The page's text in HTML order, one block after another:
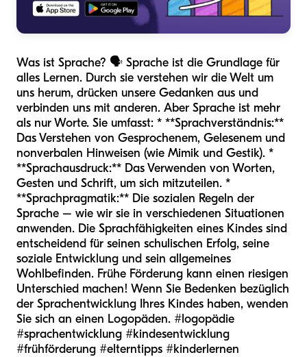
Was ist Sprache? 🗣️ Sprache ist die Grundlage für
alles Lernen. Durch sie verstehen wir die Welt um
uns herum, drücken unsere Gedanken aus und
verbinden uns mit anderen. Aber Sprache ist mehr
als nur Worte. Sie umfasst: * **Sprachverständnis:**
Das Verstehen von Gesprochenem, Gelesenem und
nonverbalen Hinweisen (wie Mimik und Gestik). *
**Sprachausdruck:** Das Verwenden von Worten,
Gesten und Schrift, um sich mitzuteilen. *
**Sprachpragmatik:** Die sozialen Regeln der
Sprache – wie wir sie in verschiedenen Situationen
anwenden. Die Sprachfähigkeiten eines Kindes sind
entscheidend für seinen schulischen Erfolg, seine
soziale Entwicklung und sein allgemeines
Wohlbefinden. Frühe Förderung kann einen riesigen
Unterschied machen! Wenn Sie Bedenken bezüglich
der Sprachentwicklung Ihres Kindes haben, wenden
Sie sich an einen Logopäden. #logopädie
#sprachentwicklung #kindesentwicklung
#frühförderung #elterntipps #kinderlernen